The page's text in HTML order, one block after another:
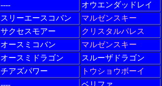
----
オウエンダッドレイ
スリーエースコバン
マルゼンスキー
サクセスモアー
クリスタルパレス
オースミコバン
マルゼンスキー
オースミドラゴン
スルーザドラゴン
チアズパワー
トウショウボーイ
---- ベリファ